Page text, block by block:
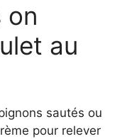
on
au
sautés ou
pour relever